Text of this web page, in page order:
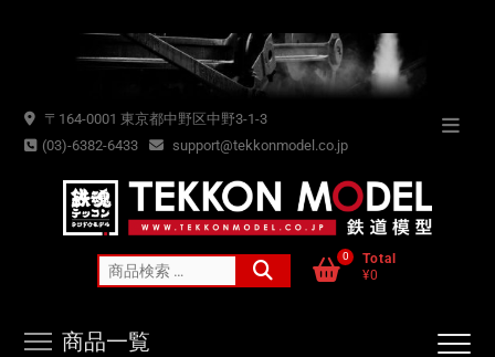
〒164-0001 東京都中野区中野3-1-3
(03)-6382-6433
support@tekkonmodel.co.jp
索
0
Total
¥0
商品一覧